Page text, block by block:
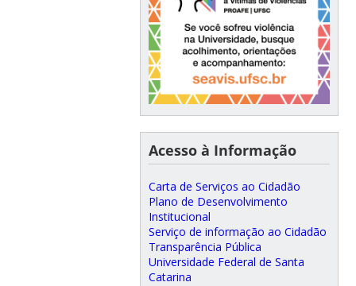
Acesso à Informação
Carta de Serviços ao Cidadão
Plano de Desenvolvimento
Institucional
Serviço de informação ao Cidadão
Transparência Pública
Universidade Federal de Santa
Catarina